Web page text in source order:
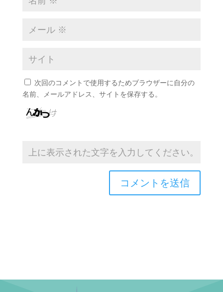
次回のコメントで使用するためブラウザーに自分の
名前、メールアドレス、サイトを保存する。